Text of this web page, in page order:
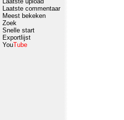
Laatste commentaar
Meest bekeken
Zoek
Snelle start
Exportlijst
YouTube